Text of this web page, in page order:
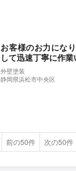
お客様のお力にな
して迅速丁寧に作業
外壁塗装
静岡県浜松市中央区
前の50件 次の50件